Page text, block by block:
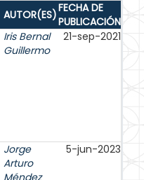
AUTOR(ES)FECHA DE
PUBLICACIÓN
Iris Bernal
Guillermo
21-sep-2021
Jorge
Arturo
Méndez
5-jun-2023